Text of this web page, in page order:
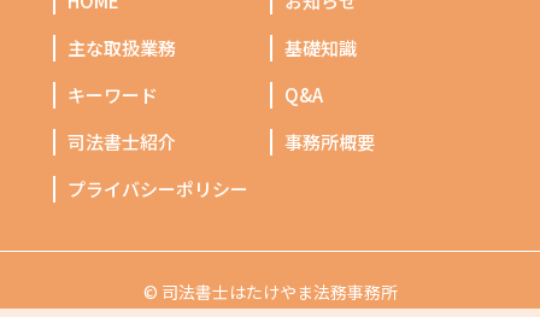
主な取扱業務
基礎知識
キーワード
Q&A
司法書士紹介
事務所概要
プライバシーポリシー
© 司法書士はたけやま法務事務所